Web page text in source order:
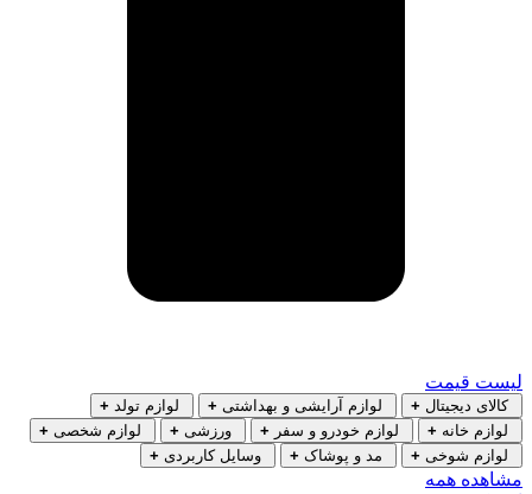
لیست قیمت
کالای دیجیتال + لوازم آرایشی و بهداشتی + لوازم تولد +
لوازم خانه + لوازم خودرو و سفر + ورزشی + لوازم شخصی +
لوازم شوخی + مد و پوشاک + وسایل کاربردی +
مشاهده همه